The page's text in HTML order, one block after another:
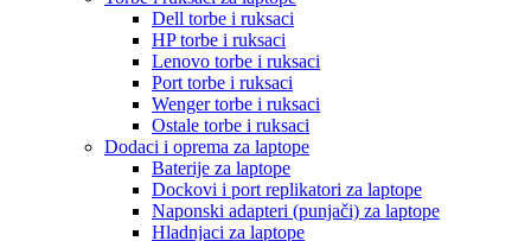
Dell torbe i ruksaci
HP torbe i ruksaci
Lenovo torbe i ruksaci
Port torbe i ruksaci
Wenger torbe i ruksaci
Ostale torbe i ruksaci
Dodaci i oprema za laptope
Baterije za laptope
Dockovi i port replikatori za laptope
Naponski adapteri (punjači) za laptope
Hladnjaci za laptope